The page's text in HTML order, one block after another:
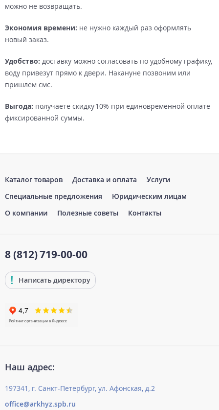
можно не возвращать.
Экономия времени: не нужно каждый раз оформлять
новый заказ.
Удобство: доставку можно согласовать по удобному графику,
воду привезут прямо к двери. Накануне позвоним или
пришлем смс.
Выгода: получаете скидку 10% при единовременной оплате
фиксированной суммы.
Каталог товаров Доставка и оплата
Услуги
Специальные предложения
Юридическим лицам
О компании
Полезные советы Контакты
8 (812)719-00-00
Написать директору
Наш адрес:
197341, г. Санкт-Петербург, ул. Афонская, д.2
office@arkhyz.spb.ru